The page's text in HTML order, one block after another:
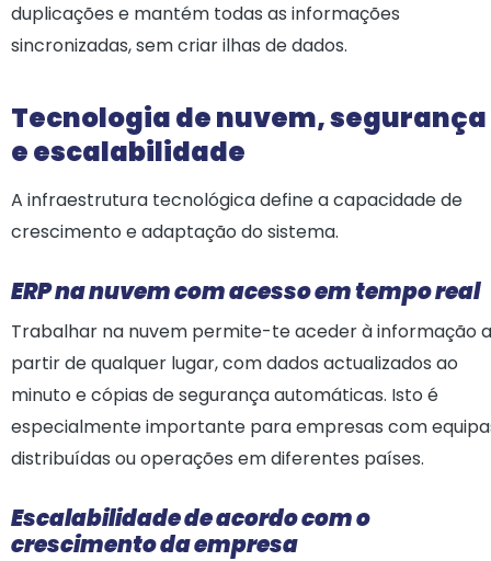
duplicações e mantém todas as informações
sincronizadas, sem criar ilhas de dados.
Tecnologia de nuvem, segurança
e escalabilidade
A infraestrutura tecnológica define a capacidade de
crescimento e adaptação do sistema.
ERP na nuvem com acesso em tempo real
Trabalhar na nuvem permite-te aceder à informação a
partir de qualquer lugar, com dados actualizados ao
minuto e cópias de segurança automáticas. Isto é
especialmente importante para empresas com
distribuídas ou operações em diferentes países.
Escalabilidade de acordo com o
crescimento da empresa